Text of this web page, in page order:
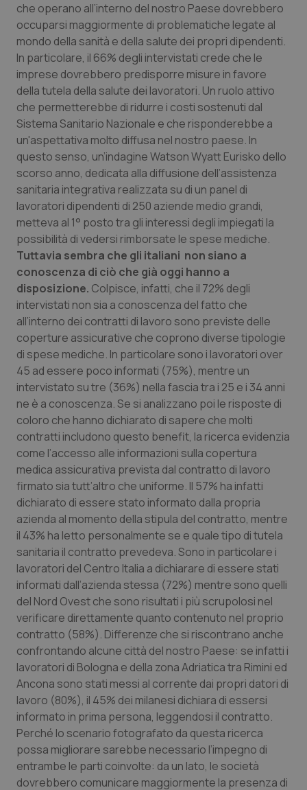
Lazio
Liguria
Lombardia
Marche
Molise
Piemonte
Provincia Autonoma di Bolzano
Provincia Autonoma di Trento
Puglia
Sardegna
Sicilia
Toscana
Umbria
Valle D’Aosta
Veneto
Diabete & glucometri
Disturbi dell’umore
Dolore
Donna & Salute
Epatiti
HIV
Infezioni & Febbre
Ipertensione & Scompenso
Malattie rare
Malattia di Crohn & Rettocolite Ulcerosa
Neuroscienze & patologie neurodegenerative
Obesità
Oftalmologia
Oncodermatologia
Oncoematologia
Oncologia & Nutrizione
Psoriasi & pelle
Quotidiano Cardiologia
Quotidiano Chirurgia
Quotidiano Oncologia
Quotidiano Pediatria
Rene & patologie urogenitali
che operano all’interno del nostro Paese dovrebbero
occuparsi maggiormente di problematiche legate al
mondo della sanità e della salute dei propri dipendenti.
In particolare, il 66% degli intervistati crede che le
imprese dovrebbero predisporre misure in favore
della tutela della salute dei lavoratori. Un ruolo attivo
che permetterebbe di ridurre i costi sostenuti dal
Sistema Sanitario Nazionale e che risponderebbe a
un'aspettativa molto diffusa nel nostro paese. In
questo senso, un’indagine Watson Wyatt Eurisko dello
scorso anno, dedicata alla diffusione dell’assistenza
sanitaria integrativa realizzata su di un panel di
lavoratori dipendenti di 250 aziende medio grandi,
metteva al 1° posto tra gli interessi degli impiegati la
possibilità di vedersi rimborsate le spese mediche.
Tuttavia sembra che gli italiani non siano a
conoscenza di ciò che già oggi hanno a
disposizione. Colpisce, infatti, che il 72% degli
intervistati non sia a conoscenza del fatto che
all’interno dei contratti di lavoro sono previste delle
coperture assicurative che coprono diverse tipologie
di spese mediche. In particolare sono i lavoratori over
45 ad essere poco informati (75%), mentre un
intervistato su tre (36%) nella fascia tra i 25 e i 34 anni
ne è a conoscenza. Se si analizzano poi le risposte di
coloro che hanno dichiarato di sapere che molti
contratti includono questo benefit, la ricerca evidenzia
come l’accesso alle informazioni sulla copertura
medica assicurativa prevista dal contratto di lavoro
firmato sia tutt’altro che uniforme. Il 57% ha infatti
dichiarato di essere stato informato dalla propria
azienda al momento della stipula del contratto, mentre
il 43% ha letto personalmente se e quale tipo di tutela
sanitaria il contratto prevedeva. Sono in particolare i
lavoratori del Centro Italia a dichiarare di essere stati
informati dall’azienda stessa (72%) mentre sono quelli
del Nord Ovest che sono risultati i più scrupolosi nel
verificare direttamente quanto contenuto nel proprio
contratto (58%). Differenze che si riscontrano anche
confrontando alcune città del nostro Paese: se infatti i
lavoratori di Bologna e della zona Adriatica tra Rimini ed
Ancona sono stati messi al corrente dai propri datori di
lavoro (80%), il 45% dei milanesi dichiara di essersi
informato in prima persona, leggendosi il contratto.
Perché lo scenario fotografato da questa ricerca
possa migliorare sarebbe necessario l’impegno di
entrambe le parti coinvolte: da un lato, le società
dovrebbero comunicare maggiormente la presenza di